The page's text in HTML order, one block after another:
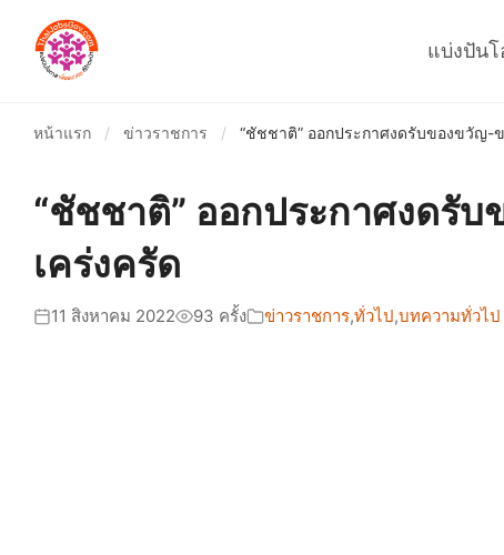
แบ่งปัน
หน้าแรก / ข่าวราชการ / “ชัชชาติ” ออกประกาศงดรับของขวัญ-
“ชัชชาติ” ออกประกาศงดรั
เคร่งครัด
11 สิงหาคม 2022 93 ครั้ง ข่าวราชการ,ทั่วไป,บทความทั่วไป